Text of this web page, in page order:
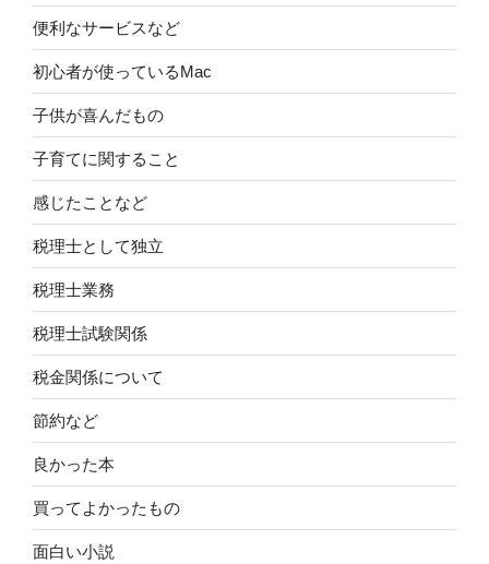
便利なサービスなど
初心者が使っているMac
子供が喜んだもの
子育てに関すること
感じたことなど
税理士として独立
税理士業務
税理士試験関係
税金関係について
節約など
良かった本
買ってよかったもの
面白い小説